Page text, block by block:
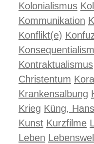
Kolonialismus
Kommunikation
Konflikt(e)
Kontraktualismus
Christentum
Krankensalbung
Krieg Küng, Hans
Kunst Kurzfilme
Leben